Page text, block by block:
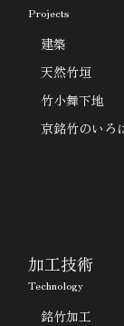
Projects
建築
天然竹垣
竹小舞下地
京銘竹のいろ
加工技術
Technology
銘竹加工